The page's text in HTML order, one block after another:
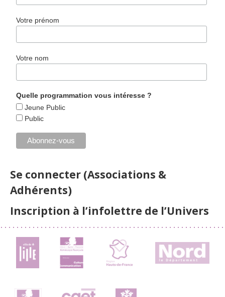
Votre prénom
Votre nom
Quelle programmation vous intéresse ?
Jeune Public
Public
Se connecter (Associations &
Adhérents)
Inscription à l’infolettre de l’Univers